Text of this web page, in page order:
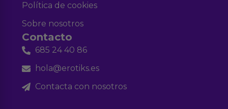
Política de cookies
Sobre nosotros
Contacto
685 24 40 86
hola@erotiks.es
Contacta con nosotros